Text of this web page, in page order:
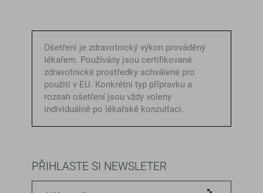
Ošetření je zdravotnický výkon prováděný
lékařem. Používány jsou certifikované
zdravotnické prostředky schválené pro
použití v EU. Konkrétní typ přípravku a
rozsah ošetření jsou vždy voleny
individuálně po lékařské konzultaci.
PŘIHLASTE SI NEWSLETER